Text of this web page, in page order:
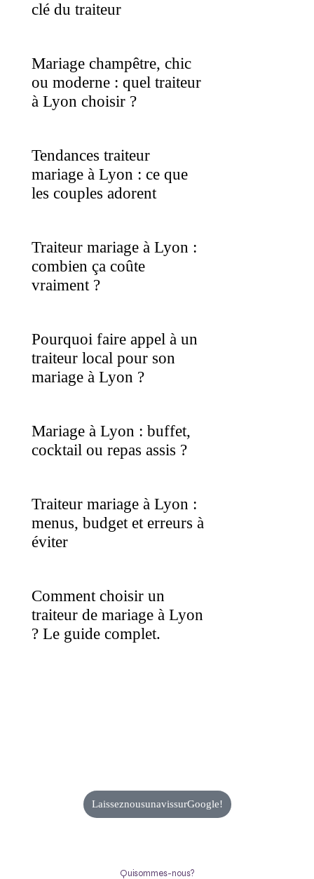
clé du traiteur
Mariage champêtre, chic
ou moderne : quel traiteur
à Lyon choisir ?
Tendances traiteur
mariage à Lyon : ce que
les couples adorent
Traiteur mariage à Lyon :
combien ça coûte
vraiment ?
Pourquoi faire appel à un
traiteur local pour son
mariage à Lyon ?
Mariage à Lyon : buffet,
cocktail ou repas assis ?
Traiteur mariage à Lyon :
menus, budget et erreurs à
éviter
Comment choisir un
traiteur de mariage à Lyon
? Le guide complet.
Laissez nous un avis sur Google !
Qui sommes-nous ?